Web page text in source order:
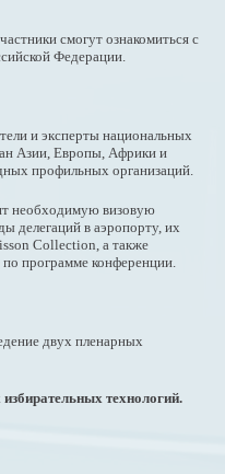
смогут ознакомиться с
Федерации.
и эксперты национальных
Азии, Европы, Африки и
профильных организаций.
необходимую визовую
делегаций в аэропорту, их
Collection, а также
программе конференции.
двух пленарных
технологий.